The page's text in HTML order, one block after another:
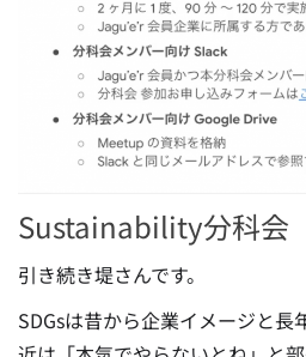
Sustainability分科会
引き続き堤さんです。
SDGsは昔から企業イメージと長